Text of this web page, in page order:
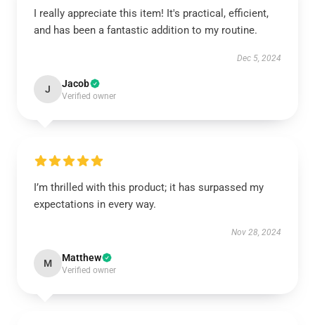
I really appreciate this item! It's practical, efficient,
and has been a fantastic addition to my routine.
Dec 5, 2024
J Jacob
Verified owner
I’m thrilled with this product; it has surpassed my
expectations in every way.
Nov 28, 2024
M Matthew
Verified owner